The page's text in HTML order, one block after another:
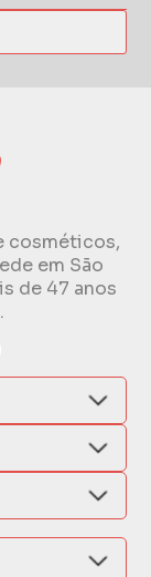
cosméticos,
em São
de 47 anos